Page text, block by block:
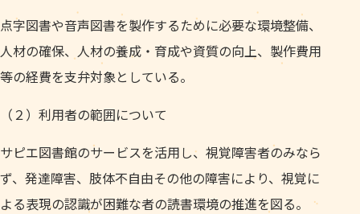
点字図書や音声図書を製作するために必要な環境整備、
人材の確保、人材の養成・育成や資質の向上、製作費用
等の経費を支弁対象としている。
（２）利用者の範囲について
サピエ図書館のサービスを活用し、視覚障害者のみなら
ず、発達障害、肢体不自由その他の障害により、視覚に
よる表現の認識が困難な者の読書環境の推進を図る。